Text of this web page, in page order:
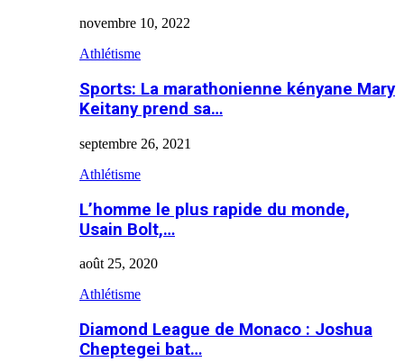
novembre 10, 2022
Athlétisme
Sports: La marathonienne kényane Mary
Keitany prend sa…
septembre 26, 2021
Athlétisme
L’homme le plus rapide du monde,
Usain Bolt,…
août 25, 2020
Athlétisme
Diamond League de Monaco : Joshua
Cheptegei bat…